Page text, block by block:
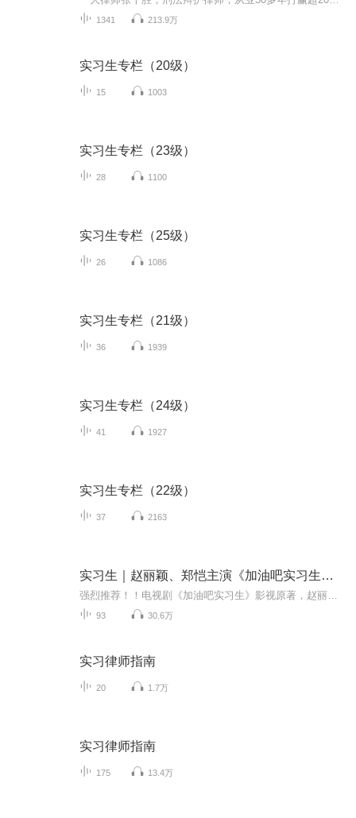
1341 213.9万
实习生专栏（20级）
15 1003
实习生专栏（23级）
28 1100
实习生专栏（25级）
26 1086
实习生专栏（21级）
36 1939
实习生专栏（24级）
41 1927
实习生专栏（22级）
37 2163
实习生｜赵丽颖、郑恺主演《加油吧实习生》影视原著
93 30.6万
实习律师指南
20 1.7万
实习律师指南
175 13.4万